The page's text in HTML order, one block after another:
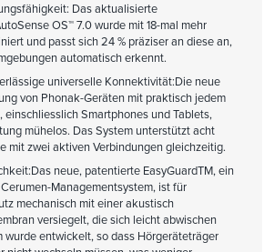
: Das aktualisierte
OS™ 7.0 wurde mit 18-mal mehr
und passt sich 24 % präziser an diese an,
automatisch erkennt.
universelle Konnektivität:Die neue
von Phonak-Geräten mit praktisch jedem
einschliesslich Smartphones und Tablets,
mühelos. Das System unterstützt acht
mit zwei aktiven Verbindungen gleichzeitig.
Das neue, patentierte EasyGuardTM, ein
Managementsystem, ist für
mechanisch mit einer akustisch
versiegelt, die sich leicht abwischen
wurde entwickelt, so dass Hörgeräteträger